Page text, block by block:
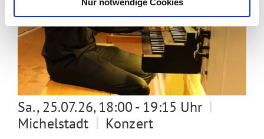
Nur notwendige Cookies
Sa., 25.07.26, 18:00 - 19:15 Uhr |
Michelstadt | Konzert